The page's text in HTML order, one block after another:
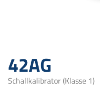
42AG
Schallkalibrator (Klasse 1)